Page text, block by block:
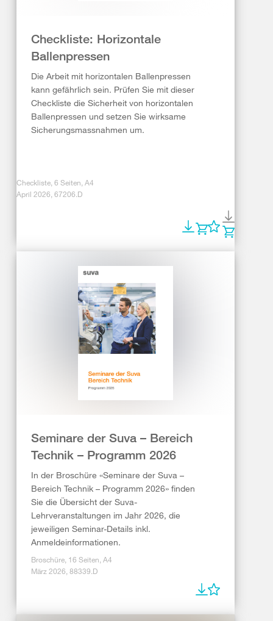
Checkliste: Horizontale
Ballenpressen
Die Arbeit mit horizontalen Ballenpressen
kann gefährlich sein. Prüfen Sie mit dieser
Checkliste die Sicherheit von horizontalen
Ballenpressen und setzen Sie wirksame
Sicherungsmassnahmen um.
Checkliste, 6 Seiten, A4
April 2026, 67206.D
Seminare der Suva – Bereich
Technik – Programm 2026
In der Broschüre «Seminare der Suva –
Bereich Technik – Programm 2026» finden
Sie die Übersicht der Suva-
Lehrveranstaltungen im Jahr 2026, die
jeweiligen Seminar-Details inkl.
Anmeldeinformationen.
Broschüre, 16 Seiten, A4
März 2026, 88339.D